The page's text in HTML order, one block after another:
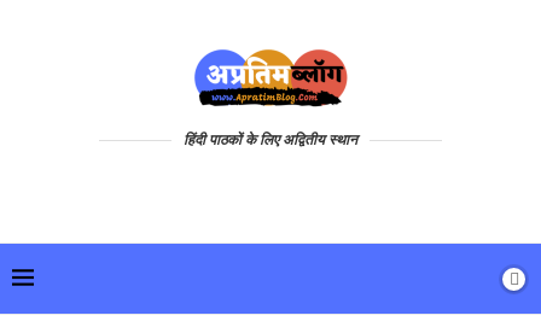
हिंदी पाठकों के लिए अद्वितीय स्थान